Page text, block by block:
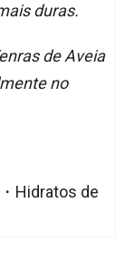
duras.
de Aveia
no
Hidratos de